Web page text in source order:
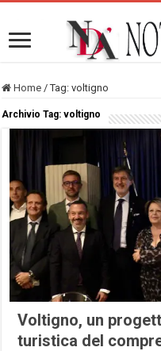
Home / Tag:voltigno
Archivio Tag:voltigno
Voltigno, un
turistica del